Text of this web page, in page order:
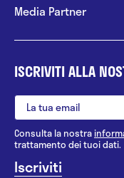
Media Partner
ISCRIVITI ALLA
Consulta la nostra
trattamento dei tuoi dati.